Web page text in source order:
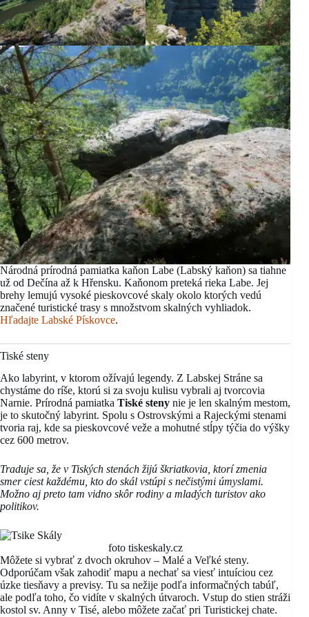
Národná prírodná pamiatka kaňon Labe (Labský kaňon) sa tiahne
už od Dečína až k Hřensku. Kaňonom preteká rieka Labe. Jej
brehy lemujú vysoké pieskovcové skaly okolo ktorých vedú
značené turistické trasy s množstvom skalných vyhliadok.
Hľadajte Labské Pískovce.
Tiské steny
Ako labyrint, v ktorom ožívajú legendy. Z Labskej Stráne sa
chystáme do ríše, ktorú si za svoju kulisu vybrali aj tvorcovia
Narnie. Prírodná pamiatka Tiské steny nie je len skalným mestom,
je to skutočný labyrint. Spolu s Ostrovskými a Rajeckými stenami
tvoria raj, kde sa pieskovcové veže a mohutné stĺpy týčia do výšky
cez 600 metrov.
Traduje sa, že v Tiských stenách žijú škriatkovia, ktorí zmenia
smer ciest každému, kto do skál vstúpi s nečistými úmyslami.
Možno aj preto tam vidno skôr rodiny a mladých turistov ako
politikov.
foto tiskeskaly.cz
Môžete si vybrať z dvoch okruhov – Malé a Veľké steny.
Odporúčam však zahodiť mapu a nechať sa viesť intuíciou cez
úzke tiesňavy a previsy. Tu sa nežije podľa informačných tabúľ,
ale podľa toho, čo vidíte v skalných útvaroch. Vstup do stien stráži
kostol sv. Anny v Tisé, alebo môžete začať pri Turistickej chate.